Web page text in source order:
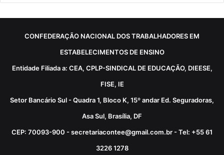
CONFEDERAÇÃO NACIONAL DOS TRABALHADORES EM
ESTABELECIMENTOS DE ENSINO
Entidade Filiada a: CEA, CPLP-SINDICAL DE EDUCAÇÃO, DIEESE,
FISE, IE
Setor Bancário Sul - Quadra 1, Bloco K, 15º andar Ed. Seguradoras,
Asa Sul, Brasília, DF
CEP: 70093-900 - secretariacontee@gmail.com.br - Tel: +55 61
3226 1278